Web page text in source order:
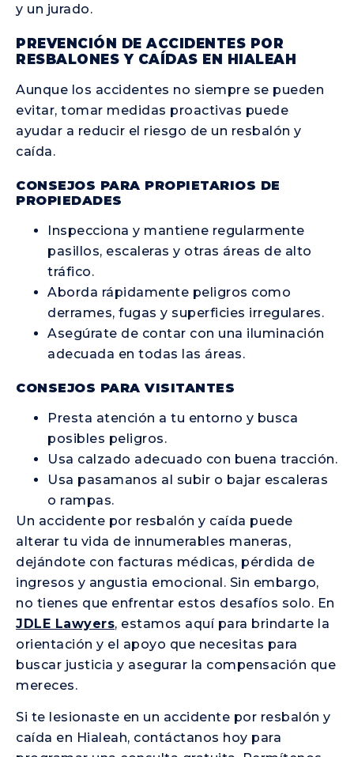
y un jurado.
PREVENCIÓN DE ACCIDENTES POR
RESBALONES Y CAÍDAS EN HIALEAH
Aunque los accidentes no siempre se pueden
evitar, tomar medidas proactivas puede
ayudar a reducir el riesgo de un resbalón y
caída.
CONSEJOS PARA PROPIETARIOS DE
PROPIEDADES
Inspecciona y mantiene regularmente
pasillos, escaleras y otras áreas de alto
tráfico.
Aborda rápidamente peligros como
derrames, fugas y superficies irregulares.
Asegúrate de contar con una iluminación
adecuada en todas las áreas.
CONSEJOS PARA VISITANTES
Presta atención a tu entorno y busca
posibles peligros.
Usa calzado adecuado con buena tracción.
Usa pasamanos al subir o bajar escaleras
o rampas.
Un accidente por resbalón y caída puede
alterar tu vida de innumerables maneras,
dejándote con facturas médicas, pérdida de
ingresos y angustia emocional. Sin embargo,
no tienes que enfrentar estos desafíos solo. En
JDLE Lawyers, estamos aquí para brindarte la
orientación y el apoyo que necesitas para
buscar justicia y asegurar la compensación que
mereces.
Si te lesionaste en un accidente por resbalón y
caída en Hialeah, contáctanos hoy para